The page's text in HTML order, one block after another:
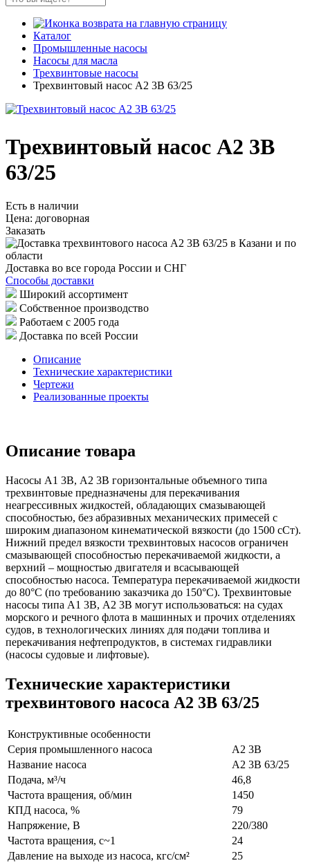
Каталог
Промышленные насосы
Насосы для масла
Трехвинтовые насосы
Трехвинтовый насос А2 3В 63/25
Трехвинтовый насос А2 3В
63/25
Есть в наличии
Цена: договорная
Заказать
Доставка во все города России и СНГ
Способы доставки
Широкий ассортимент
Собственное производство
Работаем с 2005 года
Доставка по всей России
Описание
Технические характеристики
Чертежи
Реализованные проекты
Описание товара
Насосы А1 3В, А2 3В горизонтальные объемного типа
трехвинтовые предназначены для перекачивания
неагрессивных жидкостей, обладающих смазывающей
способностью, без абразивных механических примесей с
широким диапазоном кинематической вязкости (до 1500 cСт).
Нижний предел вязкости трехвинтовых насосов ограничен
смазывающей способностью перекачиваемой жидкости, а
верхний – мощностью двигателя и всасывающей
способностью насоса. Температура перекачиваемой жидкости
до 80°С (по требованию заказчика до 150°С). Трехвинтовые
насосы типа А1 3В, А2 3В могут использоваться: на судах
морского и речного флота в машинных и прочих отделениях
судов, в технологических линиях для подачи топлива и
перекачивания нефтепродуктов, в системах гидравлики
(насосы судовые и лифтовые).
Технические характеристики
трехвинтового насоса А2 3В 63/25
Конструктивные особенности
Серия промышленного насоса
А2 3В
Название насоса
А2 3В 63/25
Подача, м³/ч
46,8
Частота вращения, об/мин
1450
КПД насоса, %
79
Напряжение, В
220/380
Частота вращения, c~1
24
Давление на выходе из насоса, кгс/см²
25